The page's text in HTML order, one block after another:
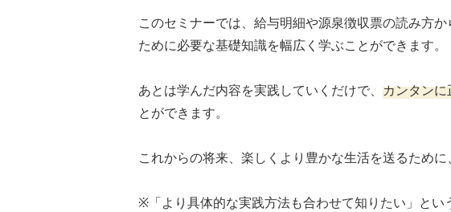
このセミナーでは、給与明細や源泉徴収票の読み方
ために必要な基礎知識を幅広く学ぶことができます。
あとは学んだ内容を実践していくだけで、 カンタン
とができます。
これからの将来、楽しくより豊かな生活を送るため
※「より具体的な実践方法も合わせて知りたい」とい